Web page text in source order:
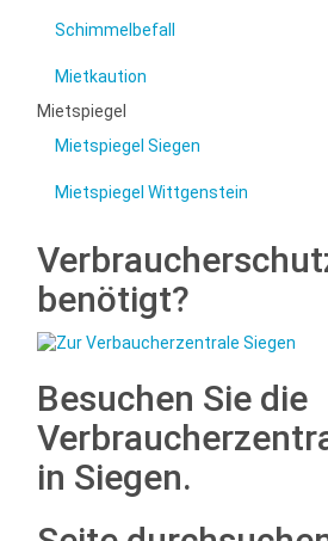
Schimmelbefall
Mietkaution
Mietspiegel
Mietspiegel Siegen
Mietspiegel Wittgenstein
benötigt?
Besuchen Sie die
in Siegen.